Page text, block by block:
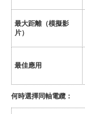
最大距離（模擬影
片）
最佳應用
何時選擇同軸電纜：